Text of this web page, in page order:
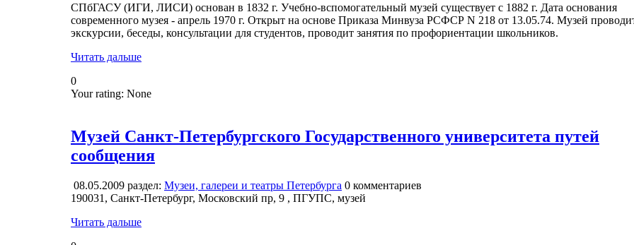
СПбГАСУ (ИГИ, ЛИСИ) основан в 1832 г. Учебно-вспомогательный музей существует с 1882 г. Дата основания
современного музея - апрель 1970 г. Открыт на основе Приказа Минвуза РСФСР N 218 от 13.05.74. Музей
экскурсии, беседы, консультации для студентов, проводит занятия по профориентации школьников.
Читать дальше
0
Your rating: None
Музей Санкт-Петербургского Государственного университета путей
сообщения
08.05.2009 раздел: Музеи, галереи и театры Петербурга 0 комментариев
190031, Санкт-Петербург, Московский пр, 9 , ПГУПС, музей
Читать дальше